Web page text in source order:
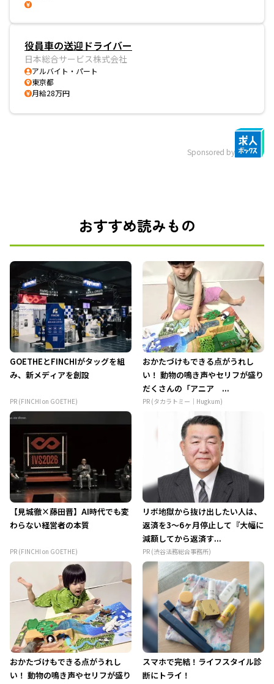
役員車の送迎ドライバー
日本総合サービス株式会社
アルバイト・パート
東京都
月給28万円
Sponsored by
おすすめ読みもの
GOETHEとFINCHIがタッグを組
み、新メディアを創設
PR (FINCHI on GOETHE)
おかたづけもできる点がうれし
い！ 動物の鳴き声やセリフが盛り
だくさんの「アニア ...
PR (タカラトミー｜Hugkum)
【見城徹×藤田晋】AI時代でも変
わらない経営者の本質
PR (FINCHI on GOETHE)
リボ地獄から抜け出したい人は、
返済を3～6ヶ月停止して『大幅に
減額してから返済す...
PR (渋谷法務総合事務所)
おかたづけもできる点がうれし
い！ 動物の鳴き声やセリフが盛り
スマホで完結！ライフスタイル診
断にトライ！